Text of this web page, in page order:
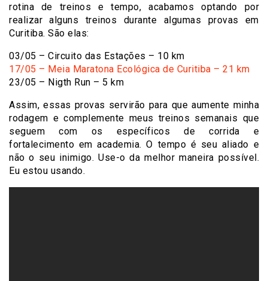
rotina de treinos e tempo, acabamos optando por
realizar alguns treinos durante algumas provas em
Curitiba. São elas:
03/05 – Circuito das Estações – 10 km
17/05 – Meia Maratona Ecológica de Curitiba – 21 km
23/05 – Nigth Run – 5 km
Assim, essas provas servirão para que aumente minha
rodagem e complemente meus treinos semanais que
seguem com os específicos de corrida e
fortalecimento em academia. O tempo é seu aliado e
não o seu inimigo. Use-o da melhor maneira possível.
Eu estou usando.